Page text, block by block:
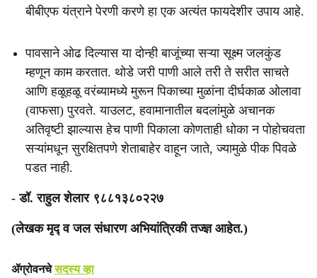
बीबीएफ यंत्राने पेरणी करणे हा एक अत्यंत फायदेशीर उपाय आहे.
पावसाने ओढ दिल्यास या दोन्ही बाजूंच्या सऱ्या सूक्ष्म जलकुंड
म्हणून काम करतात. थोडे जरी पाणी आले तरी ते सरीत साचते
आणि हळूहळू वरंब्यामध्ये मुरून पिकाच्या मुळांना दीर्घकाळ ओलावा
(वाफसा) पुरवते. याउलट, हवामानातील बदलांमुळे अचानक
अतिवृष्टी झाल्यास हेच पाणी पिकाला कोणताही धोका न पोहोचवता
सऱ्यांमधून सुरक्षितपणे शेताबाहेर वाहून जाते, ज्यामुळे पीक पिवळे
पडत नाही.
- डॉ. राहुल शेलार ९८८१३८०२२७
(लेखक मृद्‍ व जल संधारण अभियांत्रिकी तज्ज्ञ आहेत.)
ॲग्रोवनचेसदस्य व्हा